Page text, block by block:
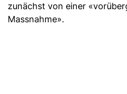
zunächst von einer
Massnahme».